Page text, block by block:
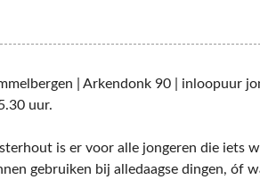
| Arkendonk 90 | inloopuur
uur.
is er voor alle jongeren die iets
gebruiken bij alledaagse dingen, óf